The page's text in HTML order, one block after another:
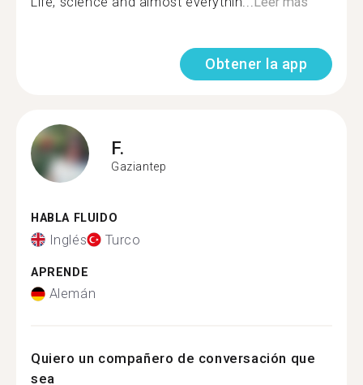
Obtener la app
F.
Gaziantep
HABLA FLUIDO
Inglés Turco
APRENDE
Alemán
Quiero un compañero de conversación que
sea